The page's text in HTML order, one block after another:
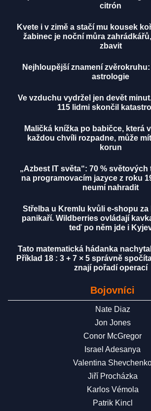
citrón
Kvete i v zimě a stačí mu kousek
žabinec je noční můra
zbavit
Nejhloupější znamení
astrologie
Ve vzduchu vydržel jen devět
115 lidmi skončil
Maličká knížka po babičce, která
každou chvíli rozpadne, může
korun
„Azbest IT světa“: 70 %
na programovacím jazyce z roku
neumí nahradit
Střelba u Kremlu kvůli e-shopu za
panikaří. Wildberries ovládají
teď po něm jde i
Tato matematická hádanka
Příklad 18 : 3 + 7 × 5 správně
znají pořadí operací
Bojovníci
Nate Diaz
Jon Jones
Conor McGregor
Israel Adesanya
Valentina
Jiří Procházka
Karlos Vémola
Patrik Kincl